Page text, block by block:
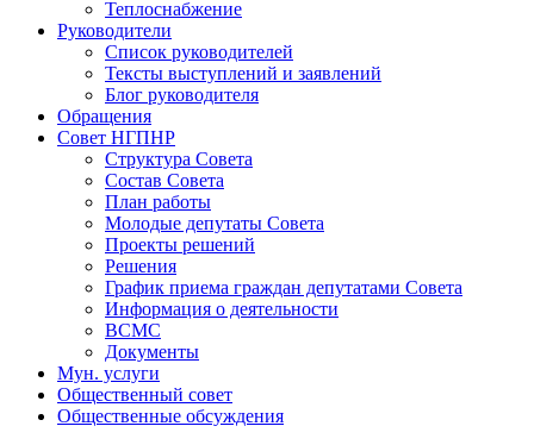
Теплоснабжение
Руководители
Список руководителей
Тексты выступлений и заявлений
Блог руководителя
Обращения
Совет НГПНР
Структура Совета
Состав Совета
План работы
Молодые депутаты Совета
Проекты решений
Решения
График приема граждан депутатами Совета
Информация о деятельности
ВСМС
Документы
Мун. услуги
Общественный совет
Общественные обсуждения